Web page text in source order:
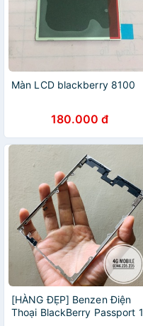
Màn LCD blackberry 8100
180.000 đ
[HÀNG ĐẸP] Benzen Điện
Thoại BlackBerry Passport 1